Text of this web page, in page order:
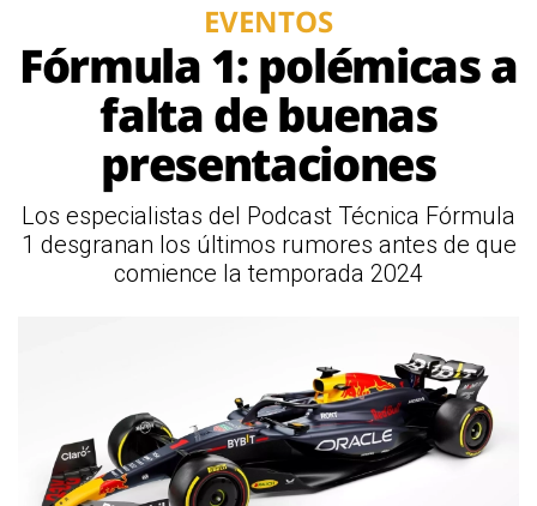
EVENTOS
Fórmula 1: polémicas a
falta de buenas
presentaciones
Los especialistas del Podcast Técnica Fórmula
1 desgranan los últimos rumores antes de que
comience la temporada 2024